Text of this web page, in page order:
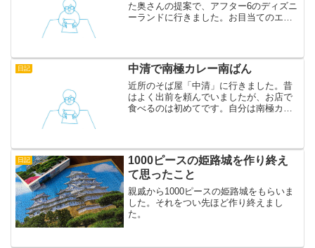
た奥さんの提案で、アフター6のディズニ
ーランドに行きました。お目当てのエレ
んだと悲壮感に苛まれま...
日記 中清で南極カレー南ばん
近所のそば屋「中清」に行きました。昔
はよく出前を頼んでいましたが、お店で
食べるのは初めてです。自分は南極カレ
厨房から「ほっとろろね。...
日記
1000ピースの姫路城を作り終え
て思ったこと
親戚から1000ピースの姫路城をもらいま
した。それをつい先ほど作り終えまし
た。